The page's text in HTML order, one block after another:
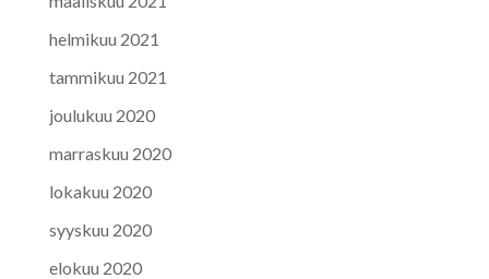
helmikuu 2021
tammikuu 2021
joulukuu 2020
marraskuu 2020
lokakuu 2020
syyskuu 2020
elokuu 2020